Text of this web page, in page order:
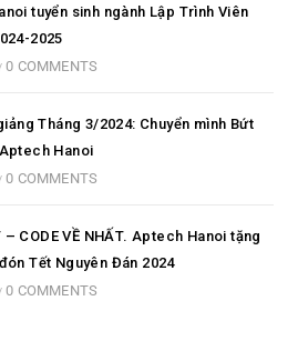
tuyển sinh ngành Lập Trình Viên
2025
0 COMMENTS
Tháng 3/2024: Chuyển mình Bứt
Hanoi
0 COMMENTS
– CODE VỀ NHẤT. Aptech Hanoi tặng
Tết Nguyên Đán 2024
0 COMMENTS